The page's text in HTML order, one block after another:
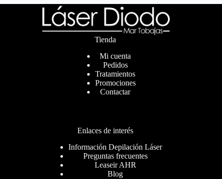
Tienda
Mi cuenta
Pedidos
Tratamientos
Promociones
Contactar
Enlaces de interés
Información Depilación Láser
Preguntas frecuentes
Leaseir AHR
Blog